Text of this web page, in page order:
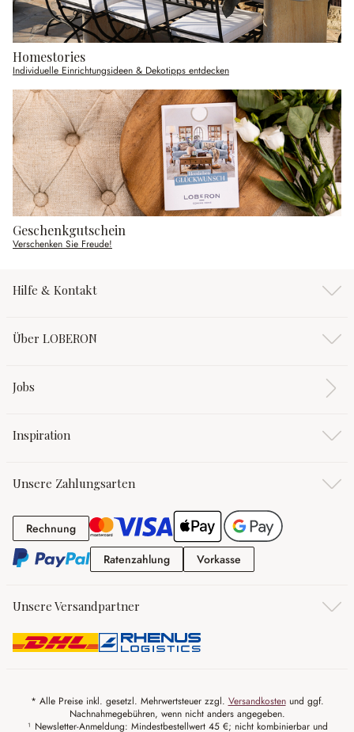
Homestories
Individuelle Einrichtungsideen & Dekotipps entdecken
Geschenkgutschein
Verschenken Sie Freude!
Hilfe & Kontakt
Über LOBERON
Jobs
Inspiration
Unsere Zahlungsarten
RechnungRechnung
RatenzahlungRatenzahlung
Vorkasse
Unsere Versandpartner
* Alle Preise inkl. gesetzl. Mehrwertsteuer zzgl. Versandkostenund ggf.
Nachnahmegebühren, wenn nicht anders angegeben.
¹ Newsletter-Anmeldung: Mindestbestellwert 45 €; nicht kombinierbar und